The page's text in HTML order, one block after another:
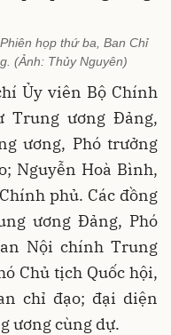
họp thứ ba, Ban Chỉ
(Ảnh: Thủy Nguyên)
Ủy viên Bộ Chính
ương Đảng,
ương, Phó trưởng
Nguyễn Hoà Bình,
phủ. Các đồng
ương Đảng, Phó
Nội chính Trung
Chủ tịch Quốc hội,
chỉ đạo; đại diện
ương cùng dự.